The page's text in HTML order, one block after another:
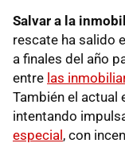
Salvar a la
rescate ha salido
a finales del año
entre las
También el actual
intentando
especial, con